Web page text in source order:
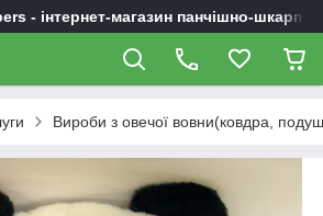
- інтернет-магазин панчішно-
Вироби з овечої вовни(ковдра,